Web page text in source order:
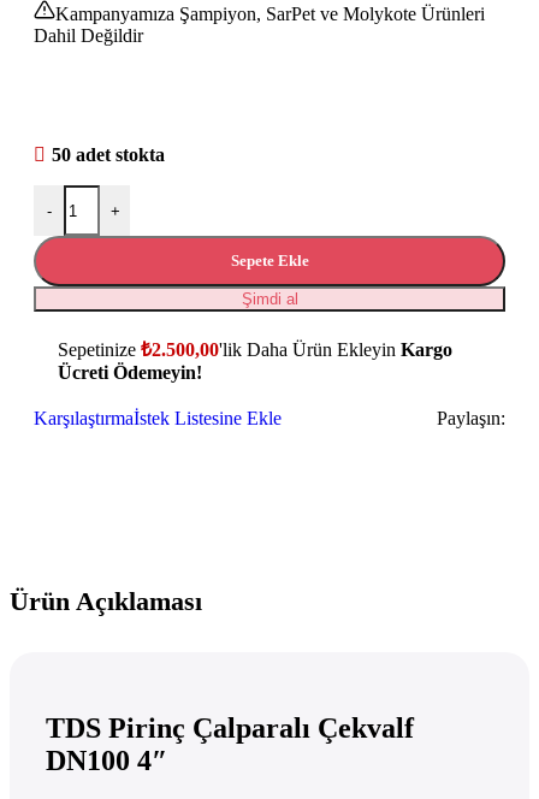
Kampanyamıza Şampiyon, SarPet ve Molykote Ürünleri
Dahil Değildir
50 adet stokta
- +
Sepete Ekle
Şimdi al
Sepetinize ₺2.500,00'lik Daha Ürün Ekleyin Kargo
Ücreti Ödemeyin!
Karşılaştırmaİstek Listesine Ekle Paylaşın:
Ürün Açıklaması
TDS Pirinç Çalparalı Çekvalf
DN100 4″